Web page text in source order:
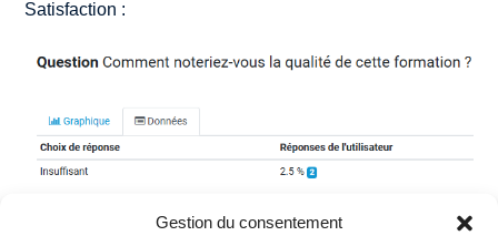
Gestion du consentement
Satisfaction :